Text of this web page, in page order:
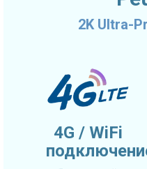
2K Ultra-
4G / WiFi